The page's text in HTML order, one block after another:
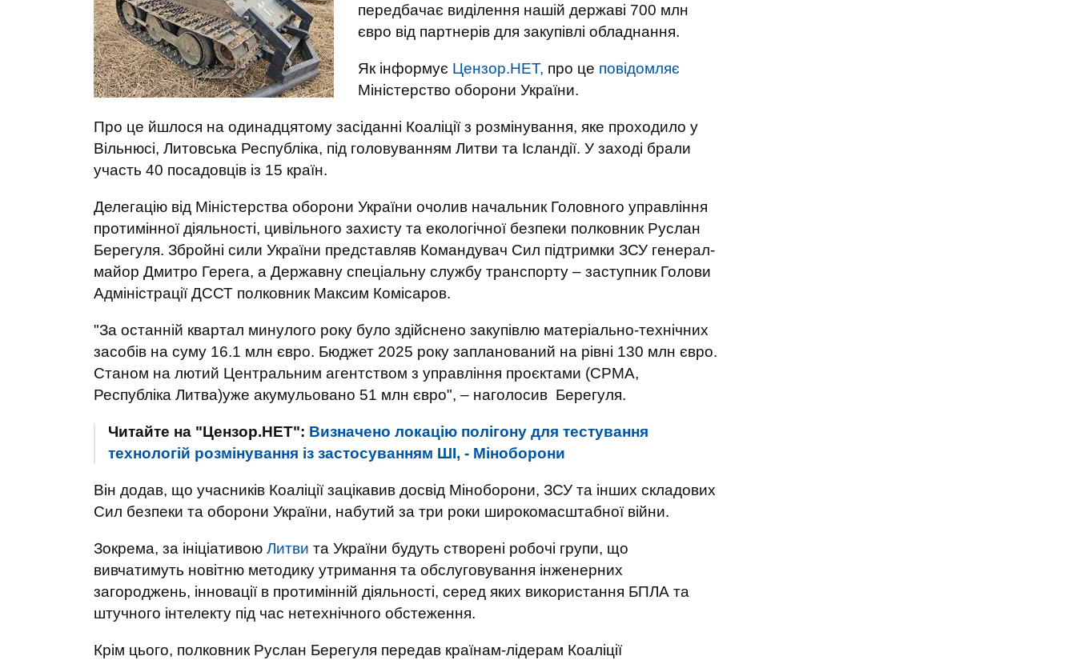
передбачає виділення нашій державі 700 млн
євро від партнерів для закупівлі обладнання.
Як інформує Цензор.НЕТ, про це повідомляє
Міністерство оборони України.
Про це йшлося на одинадцятому засіданні Коаліції з розмінування, яке проходило у
Вільнюсі, Литовська Республіка, під головуванням Литви та Ісландії. У заході брали
участь 40 посадовців із 15 країн.
Делегацію від Міністерства оборони України очолив начальник Головного управління
протимінної діяльності, цивільного захисту та екологічної безпеки полковник Руслан
Берегуля. Збройні сили України представляв Командувач Сил підтримки ЗСУ генерал-
майор Дмитро Герега, а Державну спеціальну службу транспорту – заступник Голови
Адміністрації ДССТ полковник Максим Комісаров.
"За останній квартал минулого року було здійснено закупівлю матеріально-технічних
засобів на суму 16.1 млн євро. Бюджет 2025 року запланований на рівні 130 млн євро.
Станом на лютий Центральним агентством з управління проєктами (СРМА,
Республіка Литва)уже акумульовано 51 млн євро", – наголосив Берегуля.
Читайте на "Цензор.НЕТ": Визначено локацію полігону для тестування
технологій розмінування із застосуванням ШІ, - Міноборони
Він додав, що учасників Коаліції зацікавив досвід Міноборони, ЗСУ та інших складових
Сил безпеки та оборони України, набутий за три роки широкомасштабної війни.
Зокрема, за ініціативою Литви та України будуть створені робочі групи, що
вивчатимуть новітню методику утримання та обслуговування інженерних
загороджень, інновації в протимінній діяльності, серед яких використання БПЛА та
штучного інтелекту під час нетехнічного обстеження.
Крім цього, полковник Руслан Берегуля передав країнам-лідерам Коаліції